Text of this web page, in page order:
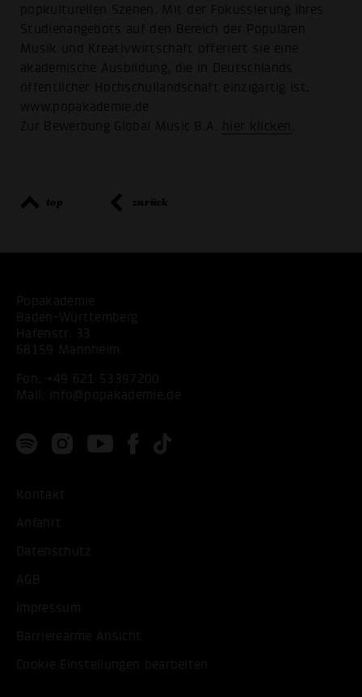
popkulturellen Szenen. Mit der Fokussierung ihres
Studienangebots auf den Bereich der Populären
Musik und Kreativwirtschaft offeriert sie eine
akademische Ausbildung, die in Deutschlands
öffentlicher Hochschullandschaft einzigartig ist.
www.popakademie.de
Zur Bewerbung Global Music B.A.
hier klicken
top zurück
Popakademie
Baden-Württemberg
Hafenstr. 33
68159 Mannheim
Fon:
+49 621 53397200
Mail:
info@popakademie.de
Kontakt
Anfahrt
Datenschutz
AGB
Impressum
Barrierearme Ansicht
Cookie Einstellungen bearbeiten